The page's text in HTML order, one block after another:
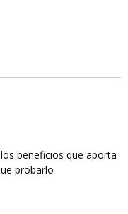
beneficios que aporta
probarlo